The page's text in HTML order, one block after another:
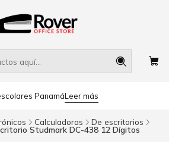
PanamáLeer más
Calculadoras De escritorios
Studmark DC-438 12 Dígitos